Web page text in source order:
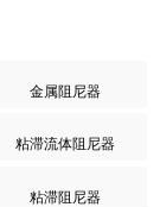
金属阻尼器
粘滞流体阻尼器
粘滞阻尼器